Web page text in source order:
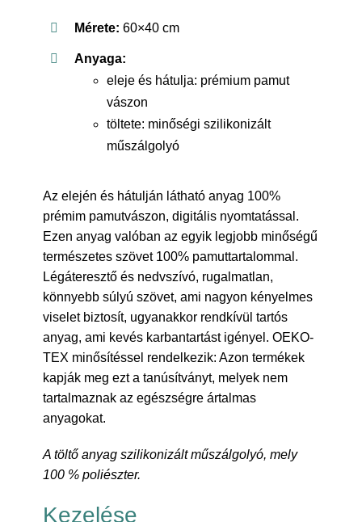
Mérete: 60×40 cm
Anyaga:
eleje és hátulja: prémium pamut
vászon
töltete: minőségi szilikonizált
műszálgolyó
Az elején és hátulján látható anyag 100%
prémim pamutvászon, digitális nyomtatással.
Ezen anyag valóban az egyik legjobb minőségű
természetes szövet 100% pamuttartalommal.
Légáteresztő és nedvszívó, rugalmatlan,
könnyebb súlyú szövet, ami nagyon kényelmes
viselet biztosít, ugyanakkor rendkívül tartós
anyag, ami kevés karbantartást igényel. OEKO-
TEX minősítéssel rendelkezik: Azon termékek
kapják meg ezt a tanúsítványt, melyek nem
tartalmaznak az egészségre ártalmas
anyagokat.
A töltő anyag szilikonizált műszálgolyó, mely
100 % poliészter.
Kezelése